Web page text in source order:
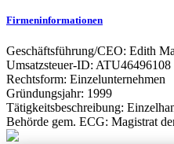
Firmeninformationen
Geschäftsführung/CEO: Edith
Umsatzsteuer-ID: ATU46496108
Rechtsform: Einzelunternehmen
Gründungsjahr: 1999
Tätigkeitsbeschreibung:
Behörde gem. ECG: Magistrat